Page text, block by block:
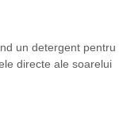
un detergent
directe ale soarelui